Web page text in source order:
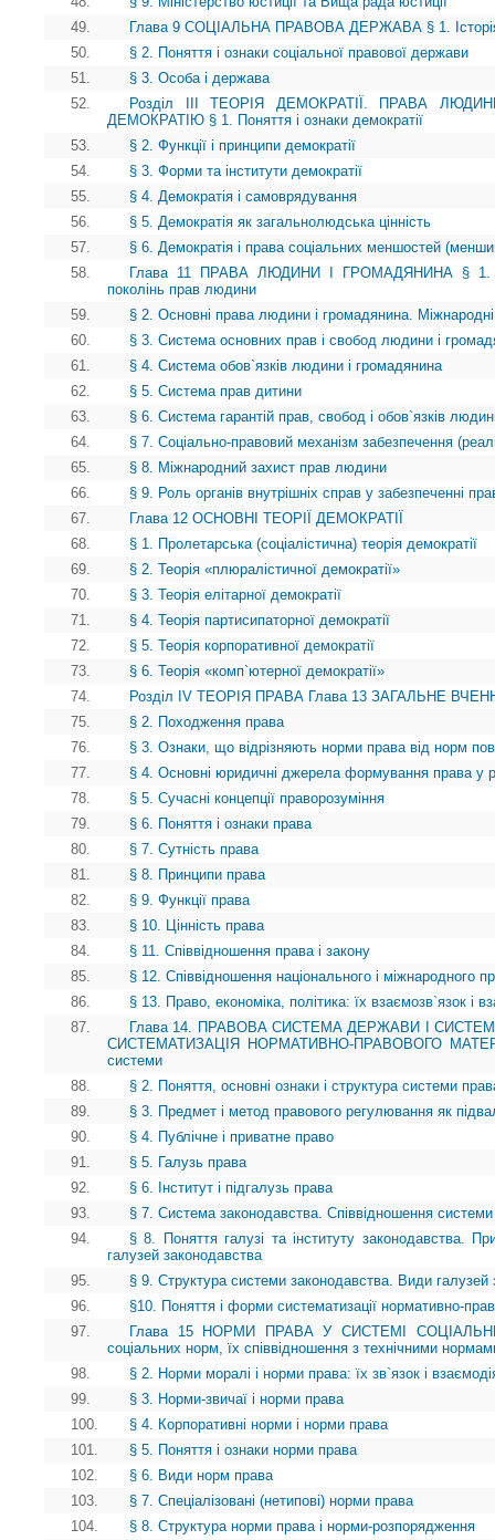
49.
Глава 9 СОЦІАЛЬНА ПРАВОВА ДЕРЖАВА § 1. Історія
50.
§ 2. Поняття і ознаки соціальної правової держави
51.
§ 3. Особа і держава
52.
Розділ III ТЕОРІЯ ДЕМОКРАТІЇ. ПРАВА
ДЕМОКРАТІЮ § 1. Поняття і ознаки демократії
53.
§ 2. Функції і принципи демократії
54.
§ 3. Форми та інститути демократії
55.
§ 4. Демократія і самоврядування
56.
§ 5. Демократія як загальнолюдська цінність
57.
§ 6. Демократія і права соціальних меншостей
58.
Глава 11 ПРАВА ЛЮДИНИ І ГРОМАДЯНИНА § 1.
поколінь прав людини
59.
§ 2. Основні права людини і громадянина.
60.
§ 3. Система основних прав і свобод людини і
61.
§ 4. Система обов`язків людини і громадянина
62.
§ 5. Система прав дитини
63.
§ 6. Система гарантій прав, свобод і обов`язків
64.
§ 7. Соціально-правовий механізм забезпечення
65.
§ 8. Міжнародний захист прав людини
66.
§ 9. Роль органів внутрішніх справ у забезпеченні
67.
Глава 12 ОСНОВНІ ТЕОРІЇ ДЕМОКРАТІЇ
68.
§ 1. Пролетарська (соціалістична) теорія демократії
69.
§ 2. Теорія «плюралістичної демократії»
70.
§ 3. Теорія елітарної демократії
71.
§ 4. Теорія партисипаторної демократії
72.
§ 5. Теорія корпоративної демократії
73.
§ 6. Теорія «комп`ютерної демократії»
74.
Розділ IV ТЕОРІЯ ПРАВА Глава 13 ЗАГАЛЬНЕ
75.
§ 2. Походження права
76.
§ 3. Ознаки, що відрізняють норми права від норм
77.
§ 4. Основні юридичні джерела формування права у
78.
§ 5. Сучасні концепції праворозуміння
79.
§ 6. Поняття і ознаки права
80.
§ 7. Сутність права
81.
§ 8. Принципи права
82.
§ 9. Функції права
83.
§ 10. Цінність права
84.
§ 11. Співвідношення права і закону
85.
§ 12. Співвідношення національного і міжнародного
86.
§ 13. Право, економіка, політика: їх взаємозв`язок і
87.
Глава 14. ПРАВОВА СИСТЕМА ДЕРЖАВИ І
СИСТЕМАТИЗАЦІЯ НОРМАТИВНО-ПРАВОВОГО
системи
88.
§ 2. Поняття, основні ознаки і структура системи
89.
§ 3. Предмет і метод правового регулювання як
90.
§ 4. Публічне і приватне право
91.
§ 5. Галузь права
92.
§ 6. Інститут і підгалузь права
93.
§ 7. Система законодавства. Співвідношення
94.
§ 8. Поняття галузі та інституту законодавства.
галузей законодавства
95.
§ 9. Структура системи законодавства. Види галузей
96.
§10. Поняття і форми систематизації нормативно-
97.
Глава 15 НОРМИ ПРАВА У СИСТЕМІ
соціальних норм, їх співвідношення з технічними
98.
§ 2. Норми моралі і норми права: їх зв`язок і
99.
§ 3. Норми-звичаї і норми права
100.
§ 4. Корпоративні норми і норми права
101.
§ 5. Поняття і ознаки норми права
102.
§ 6. Види норм права
103.
§ 7. Спеціалізовані (нетипові) норми права
104.
§ 8. Структура норми права і норми-розпорядження